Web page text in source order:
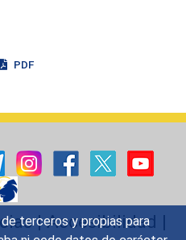
terceros y propias para
PDF
|Accesibilidad |